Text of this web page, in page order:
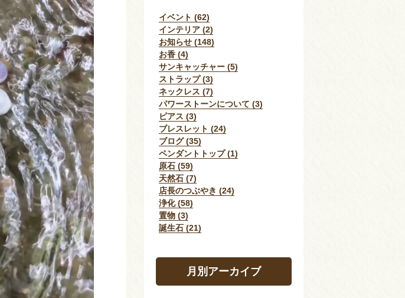
イベント (62)
インテリア (2)
お知らせ (148)
お香 (4)
サンキャッチャー (5)
ストラップ (3)
ネックレス (7)
パワーストーンについて (3)
ピアス (3)
ブレスレット (24)
ブログ (35)
ペンダントトップ (1)
原石 (59)
天然石 (7)
店長のつぶやき (24)
浄化 (58)
置物 (3)
誕生石 (21)
月別アーカイブ